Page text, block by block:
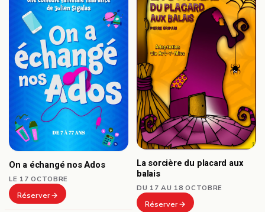
On a échangé nos Ados
LE 17 OCTOBRE
Réserver
La sorcière du placard aux
balais
DU 17 AU 18 OCTOBRE
Réserver